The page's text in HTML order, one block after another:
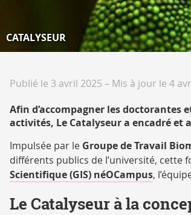
CATALYSEUR
Publié le 3 avril 2025 – Mis à jour le 4
Afin d’accompagner les
activités, Le Catalyseur a encadré et
Impulsée par le Groupe de Travail
différents publics de l’université, cette
Scientifique (GIS) néOCampus,
Le Catalyseur à la